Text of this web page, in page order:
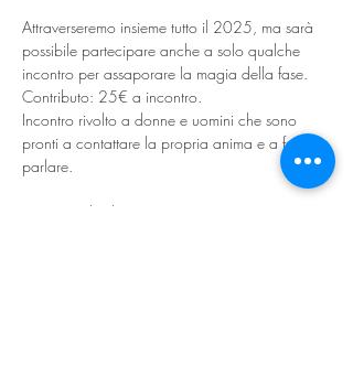
Attraverseremo insieme tutto il 2025, ma sarà
possibile partecipare anche a solo qualche
incontro per assaporare la magia della fase.
Contributo: 25€ a incontro.
Incontro rivolto a donne e uomini che sono
pronti a contattare la propria anima e a farla
parlare.
L'intero ciclo di appuntamenti sarà: